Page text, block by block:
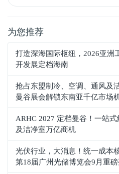
为您推荐
打造深海国际枢纽，2026亚洲
开发展定档海南
抢占东盟制冷、空调、通风及
曼谷展会解锁东南亚千亿市场
ARHC 2027 定档曼谷！一站
及洁净室万亿商机
光伏行业，大消息！统一成本
第18届广州光储博览会9月重